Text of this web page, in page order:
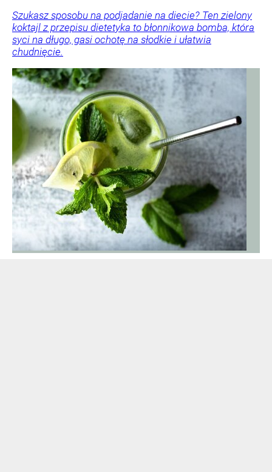
Szukasz sposobu na podjadanie na diecie? Ten zielony
koktajl z przepisu dietetyka to błonnikowa bomba, która
syci na długo, gasi ochotę na słodkie i ułatwia
chudnięcie.